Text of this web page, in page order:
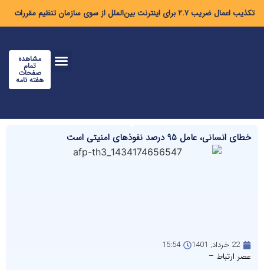
تکذیب اعمال ضریب ۲.۷ برای اینترنت بین‌الملل از سوی سازمان تنظیم مقررات
مشاهده
تمام
صفحات
هفته نامه
خطای انسانی، عامل ۹۵ درصد نفوذهای امنیتی است
22 خرداد, 1401 15:54
عصر ارتباط –